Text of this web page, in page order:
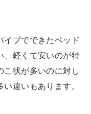
イプでできたベッド
、軽くて安いのが特
こ状が多いのに対し
違いもあります。